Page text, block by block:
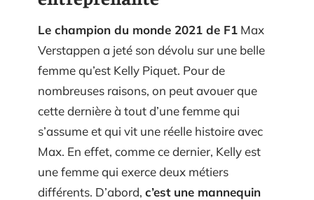
Le champion du monde 2021 de F1 Max
Verstappen a jeté son dévolu sur une belle
femme qu’est Kelly Piquet. Pour de
nombreuses raisons, on peut avouer que
cette dernière à tout d’une femme qui
s’assume et qui vit une réelle histoire avec
Max. En effet, comme ce dernier, Kelly est
une femme qui exerce deux métiers
différents. D’abord, c’est une mannequin